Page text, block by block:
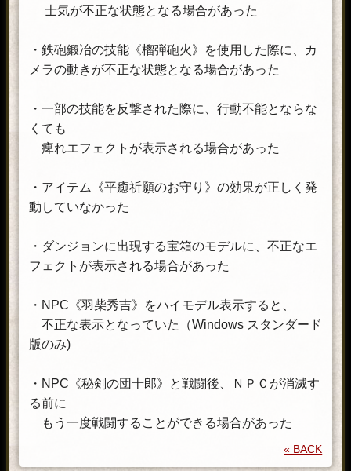
士気が不正な状態となる場合があった
・鉄砲鍛冶の技能《榴弾砲火》を使用した際に、カ
メラの動きが不正な状態となる場合があった
・一部の技能を反撃された際に、行動不能とならな
くても
痺れエフェクトが表示される場合があった
・アイテム《平癒祈願のお守り》の効果が正しく発
動していなかった
・ダンジョンに出現する宝箱のモデルに、不正なエ
フェクトが表示される場合があった
・NPC《羽柴秀吉》をハイモデル表示すると、
不正な表示となっていた（Windows スタンダード
版のみ)
・NPC《秘剣の団十郎》と戦闘後、ＮＰＣが消滅す
る前に
もう一度戦闘することができる場合があった
« BACK